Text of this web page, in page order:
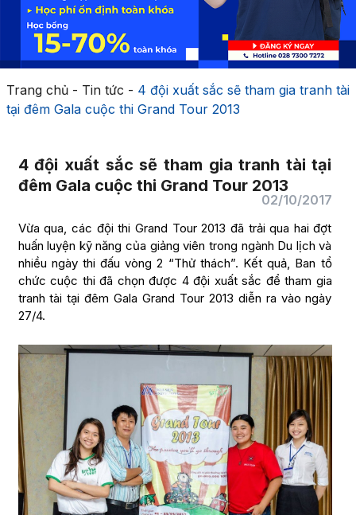
Trang chủ- Tin tức - 4 đội xuất sắc sẽ tham gia tranh tài
tại đêm Gala cuộc thi Grand Tour 2013
4 đội xuất sắc sẽ tham gia tranh tài tại
đêm Gala cuộc thi Grand Tour 2013
02/10/2017
Vừa qua, các đội thi Grand Tour 2013 đã trải qua hai đợt
huấn luyện kỹ năng của giảng viên trong ngành Du lịch và
nhiều ngày thi đấu vòng 2 “Thử thách”. Kết quả, Ban tổ
chức cuộc thi đã chọn được 4 đội xuất sắc để tham gia
tranh tài tại đêm Gala Grand Tour 2013 diễn ra vào ngày
27/4.